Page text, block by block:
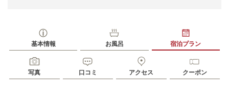
基本情報 お風呂 宿泊プラン
写真 口コミ アクセス クーポン